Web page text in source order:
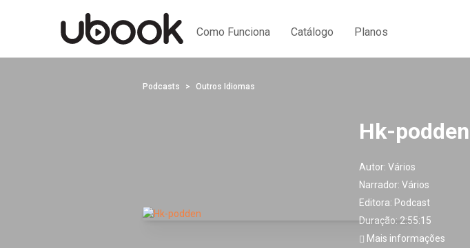
Como Funciona Catálogo Planos
Podcasts Outros Idiomas
Hk-podden
Autor: Vários
Narrador: Vários
Editora: Podcast
Duração: 2:55:15
Mais informações